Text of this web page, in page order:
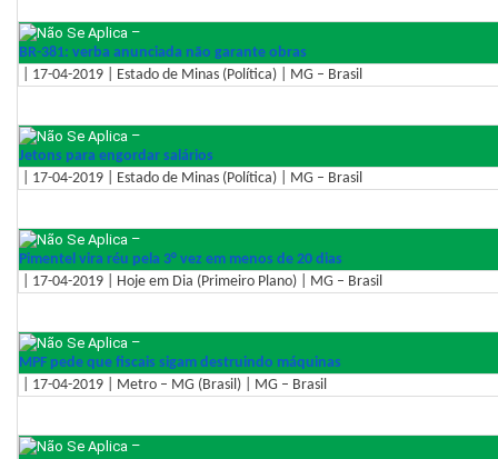
–
BR-381: verba anunciada não garante obras
| 17-04-2019 | Estado de Minas (Política) | MG – Brasil
–
Jetons para engordar salários
| 17-04-2019 | Estado de Minas (Política) | MG – Brasil
–
Pimentel vira réu pela 3° vez em menos de 20 dias
| 17-04-2019 | Hoje em Dia (Primeiro Plano) | MG – Brasil
–
MPF pede que fiscais sigam destruindo máquinas
| 17-04-2019 | Metro – MG (Brasil) | MG – Brasil
–